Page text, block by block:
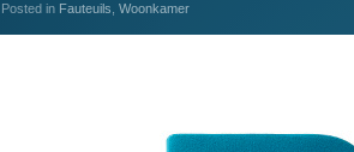
. Posted in Fauteuils Woonkamer